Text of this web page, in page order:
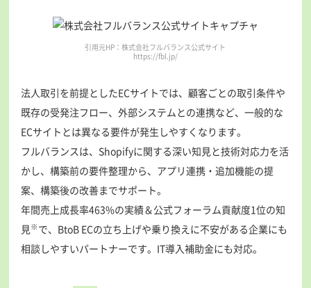
引用元HP：株式会社フルバランス公式サイト
https://fbl.jp/
法人取引を前提としたECサイトでは、顧客ごとの取引条件や
既存の受発注フロー、外部システムとの連携など、一般的な
ECサイトとは異なる要件が発生しやすくなります。
フルバランスは、Shopifyに関する深い知見と技術対応力を活
かし、構築前の要件整理から、アプリ連携・追加機能の提
案、構築後の改善までサポート。
年間売上成長率463%の実績＆公式フォーラム貢献度1位の知
見※ で、BtoB ECの立ち上げや乗り換えに不安がある企業にも
相談しやすいパートナーです。IT導入補助金にも対応。